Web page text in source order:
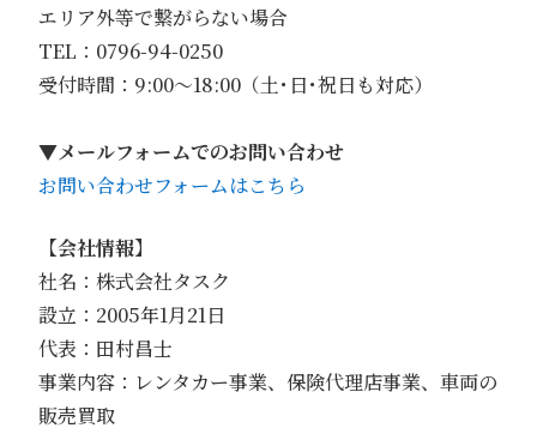
エリア外等で繋がらない場合
TEL：0796-94-0250
受付時間：9:00〜18:00（土･日･祝日も対応）
▼メールフォームでのお問い合わせ
お問い合わせフォームはこちら
【会社情報】
社名：株式会社タスク
設立：2005年1月21日
代表：田村昌士
事業内容：レンタカー事業、保険代理店事業、車両の
販売買取